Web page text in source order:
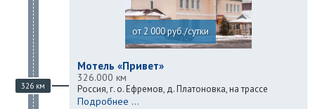
326 км
от 2 000 руб./сутки
Мотель «Привет»
326.000 км
Россия, г. о. Ефремов, д. Платоновка, на трассе
Подробнее ...